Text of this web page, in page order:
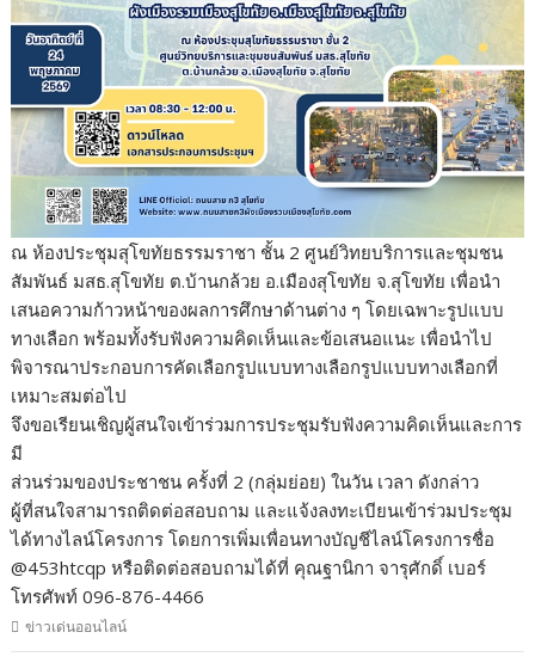
ณ ห้องประชุมสุโขทัยธรรมราชา ชั้น 2 ศูนย์วิทยบริการและชุมชน
สัมพันธ์ มสธ.สุโขทัย ต.บ้านกล้วย อ.เมืองสุโขทัย จ.สุโขทัย เพื่อนำ
เสนอความก้าวหน้าของผลการศึกษาด้านต่าง ๆ โดยเฉพาะรูปแบบ
ทางเลือก พร้อมทั้งรับฟังความคิดเห็นและข้อเสนอแนะ เพื่อนำไป
พิจารณาประกอบการคัดเลือกรูปแบบทางเลือกรูปแบบทางเลือกที่
เหมาะสมต่อไป
จึงขอเรียนเชิญผู้สนใจเข้าร่วมการประชุมรับฟังความคิดเห็นและการ
มี
ส่วนร่วมของประชาชน ครั้งที่ 2 (กลุ่มย่อย) ในวัน เวลา ดังกล่าว
ผู้ที่สนใจสามารถติดต่อสอบถาม และแจ้งลงทะเบียนเข้าร่วมประชุม
ได้ทางไลน์โครงการ โดยการเพิ่มเพื่อนทางบัญชีไลน์โครงการชื่อ
@453htcqp หรือติดต่อสอบถามได้ที่ คุณฐานิกา จารุศักดิ์ เบอร์
โทรศัพท์ 096-876-4466
ข่าวเด่นออนไลน์